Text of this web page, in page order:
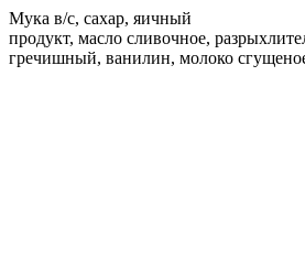
Мука в/с, сахар, яичный
продукт, масло сливочное,
гречишный, ванилин, молоко